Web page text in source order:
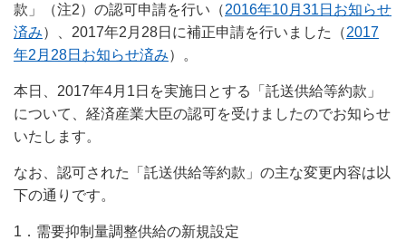
款」（注2）の認可申請を行い（2016年10月31日お知らせ
済み）、2017年2月28日に補正申請を行いました（2017
年2月28日お知らせ済み）。
本日、2017年4月1日を実施日とする「託送供給等約款」
について、経済産業大臣の認可を受けましたのでお知らせ
いたします。
なお、認可された「託送供給等約款」の主な変更内容は以
下の通りです。
1．需要抑制量調整供給の新規設定